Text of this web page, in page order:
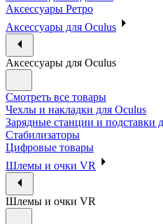
Аксессуары Ретро
Аксессуары для Oculus
Аксессуары для Oculus
Смотреть все товары
Чехлы и накладки для Oculus
Зарядные станции и подставки
Стабилизаторы
Цифровые товары
Шлемы и очки VR
Шлемы и очки VR